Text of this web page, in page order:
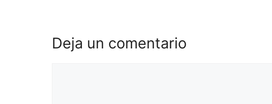
Deja un comentario